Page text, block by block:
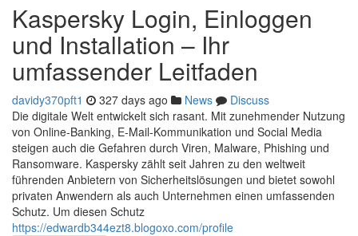
Kaspersky Login, Einloggen
und Installation – Ihr
umfassender Leitfaden
davidy370pft1 327 days ago News
Discuss
Die digitale Welt entwickelt sich rasant. Mit zunehmender Nutzung
von Online-Banking, E-Mail-Kommunikation und Social Media
steigen auch die Gefahren durch Viren, Malware, Phishing und
Ransomware. Kaspersky zählt seit Jahren zu den weltweit
führenden Anbietern von Sicherheitslösungen und bietet sowohl
privaten Anwendern als auch Unternehmen einen umfassenden
Schutz. Um diesen Schutz
https://edwardb344ezt8.blogoxo.com/profile